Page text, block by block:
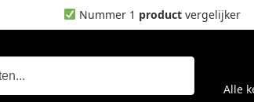
Nummer 1 productvergelijker
Alle